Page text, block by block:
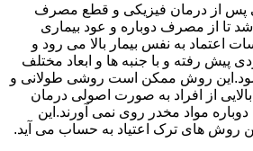
پس از درمان فیزیکی و قطع مصرف
تا از مصرف دوباره و عود بیماری
اعتماد به نفس بیمار بالا می رود و
پیش رفته و با جنبه ها و ابعاد مختلف
روش ممکن است روشی طولانی و
از افراد به صورت اصولی درمان
مواد مخدر روی نمی آورند.این
روش های ترک اعتیاد به حساب می آید.